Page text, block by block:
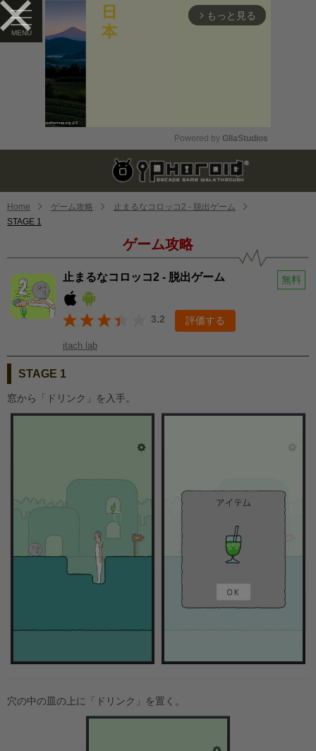
arrow_forward_ios もっと見る
Mute
Powered by GliaStudios
Home ゲーム攻略
止まるなコロッコ2 - 脱出ゲーム
STAGE 1
ゲーム攻略
止まるなコロッコ2 - 脱出ゲーム 無料
3.2 評価する
itach lab
STAGE 1
窓から「ドリンク」を入手。
穴の中の皿の上に「ドリンク」を置く。